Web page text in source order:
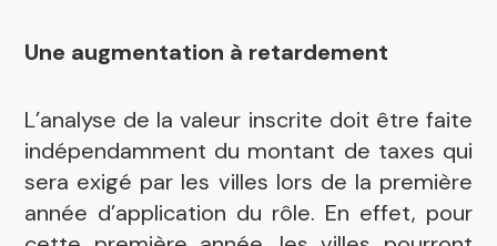
Une augmentation à retardement
L’analyse de la valeur inscrite doit être faite
indépendamment du montant de taxes qui
sera exigé par les villes lors de la première
année d’application du rôle. En effet, pour